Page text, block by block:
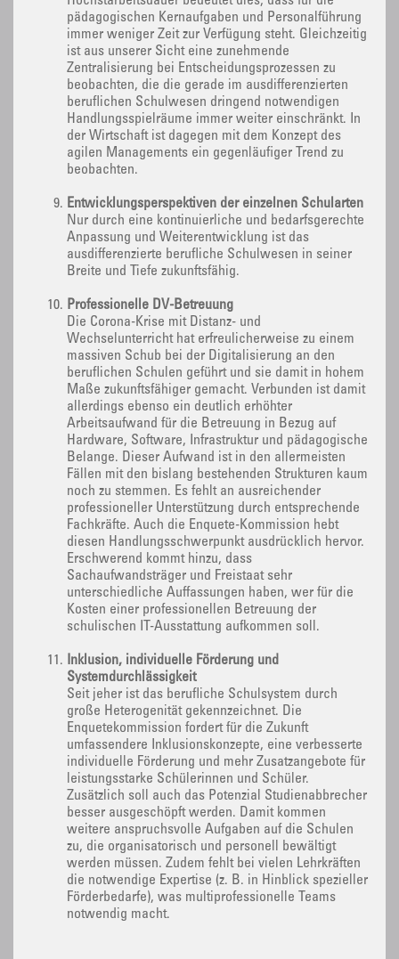
pädagogischen Kernaufgaben und Personalführung
immer weniger Zeit zur Verfügung steht. Gleichzeitig
ist aus unserer Sicht eine zunehmende
Zentralisierung bei Entscheidungsprozessen zu
beobachten, die die gerade im ausdifferenzierten
beruflichen Schulwesen dringend notwendigen
Handlungsspielräume immer weiter einschränkt. In
der Wirtschaft ist dagegen mit dem Konzept des
agilen Managements ein gegenläufiger Trend zu
beobachten.
Entwicklungsperspektiven der einzelnen Schularten
Nur durch eine kontinuierliche und bedarfsgerechte
Anpassung und Weiterentwicklung ist das
ausdifferenzierte berufliche Schulwesen in seiner
Breite und Tiefe zukunftsfähig.
Professionelle DV-Betreuung
Die Corona-Krise mit Distanz- und
Wechselunterricht hat erfreulicherweise zu einem
massiven Schub bei der Digitalisierung an den
beruflichen Schulen geführt und sie damit in hohem
Maße zukunftsfähiger gemacht. Verbunden ist damit
allerdings ebenso ein deutlich erhöhter
Arbeitsaufwand für die Betreuung in Bezug auf
Hardware, Software, Infrastruktur und pädagogische
Belange. Dieser Aufwand ist in den allermeisten
Fällen mit den bislang bestehenden Strukturen kaum
noch zu stemmen. Es fehlt an ausreichender
professioneller Unterstützung durch entsprechende
Fachkräfte. Auch die Enquete-Kommission hebt
diesen Handlungsschwerpunkt ausdrücklich hervor.
Erschwerend kommt hinzu, dass
Sachaufwandsträger und Freistaat sehr
unterschiedliche Auffassungen haben, wer für die
Kosten einer professionellen Betreuung der
schulischen IT-Ausstattung aufkommen soll.
Inklusion, individuelle Förderung und
Systemdurchlässigkeit
Seit jeher ist das berufliche Schulsystem durch
große Heterogenität gekennzeichnet. Die
Enquetekommission fordert für die Zukunft
umfassendere Inklusionskonzepte, eine verbesserte
individuelle Förderung und mehr Zusatzangebote für
leistungsstarke Schülerinnen und Schüler.
Zusätzlich soll auch das Potenzial Studienabbrecher
besser ausgeschöpft werden. Damit kommen
weitere anspruchsvolle Aufgaben auf die Schulen
zu, die organisatorisch und personell bewältigt
werden müssen. Zudem fehlt bei vielen Lehrkräften
die notwendige Expertise (z. B. in Hinblick spezieller
Förderbedarfe), was multiprofessionelle Teams
notwendig macht.